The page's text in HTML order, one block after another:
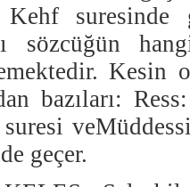
Kehf suresinde
sözcüğün
Kesin
bazıları:
geçer.